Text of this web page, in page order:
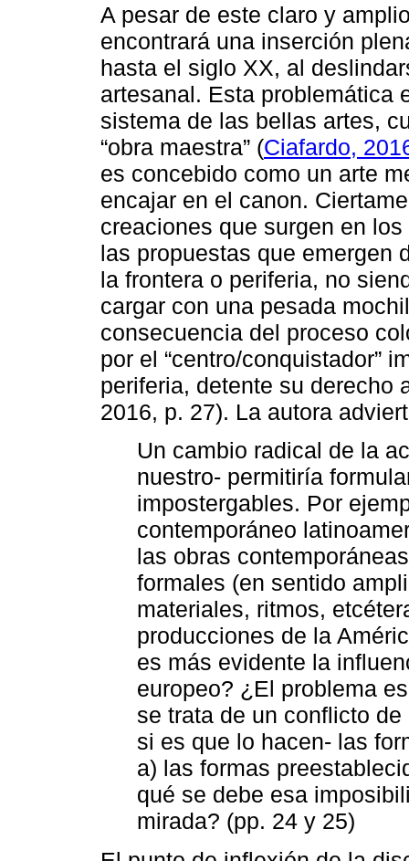
A pesar de este claro y
encontrará una inserción
hasta el siglo XX, al
artesanal. Esta problemática
sistema de las bellas artes,
“obra maestra” (Ciafardo,
es concebido como un arte
encajar en el canon.
creaciones que surgen en
las propuestas que emergen
la frontera o periferia, no
cargar con una pesada
consecuencia del proceso
por el “centro/conquistador”
periferia, detente su derecho
2016, p. 27). La autora
Un cambio radical de la
nuestro- permitiría
impostergables. Por
contemporáneo
las obras
formales (en sentido
materiales, ritmos,
producciones de la
es más evidente la
europeo? ¿El problema
se trata de un conflicto
si es que lo hacen- las
a) las formas
qué se debe esa
mirada? (pp. 24 y 25)